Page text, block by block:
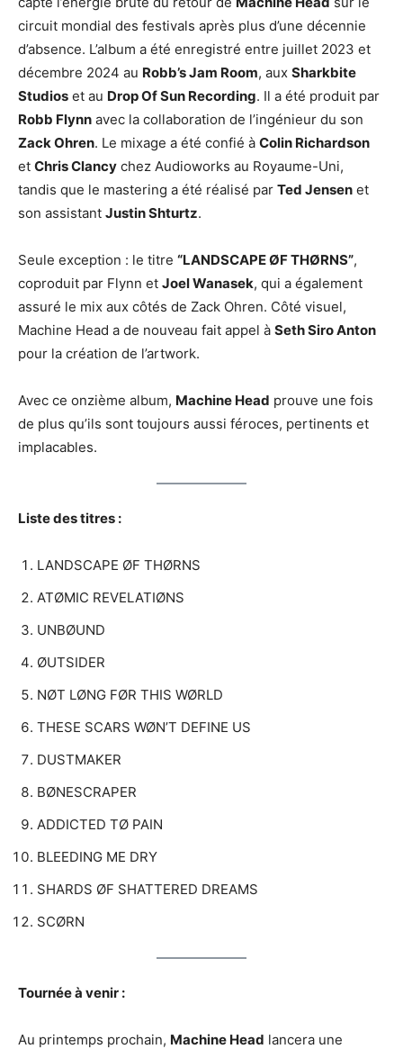
circuit mondial des festivals après plus d’une décennie
d’absence. L’album a été enregistré entre juillet 2023 et
décembre 2024 au Robb’s Jam Room, aux Sharkbite
Studios et au Drop Of Sun Recording. Il a été produit par
Robb Flynn avec la collaboration de l’ingénieur du son
Zack Ohren. Le mixage a été confié à Colin Richardson
et Chris Clancy chez Audioworks au Royaume-Uni,
tandis que le mastering a été réalisé par Ted Jensen et
son assistant Justin Shturtz.
Seule exception : le titre “LANDSCAPE ØF THØRNS”,
coproduit par Flynn et Joel Wanasek, qui a également
assuré le mix aux côtés de Zack Ohren. Côté visuel,
Machine Head a de nouveau fait appel à Seth Siro Anton
pour la création de l’artwork.
Avec ce onzième album, Machine Head prouve une fois
de plus qu’ils sont toujours aussi féroces, pertinents et
implacables.
Liste des titres :
LANDSCAPE ØF THØRNS
ATØMIC REVELATIØNS
UNBØUND
ØUTSIDER
NØT LØNG FØR THIS WØRLD
THESE SCARS WØN’T DEFINE US
DUSTMAKER
BØNESCRAPER
ADDICTED TØ PAIN
BLEEDING ME DRY
SHARDS ØF SHATTERED DREAMS
SCØRN
Tournée à venir :
Au printemps prochain, Machine Head lancera une